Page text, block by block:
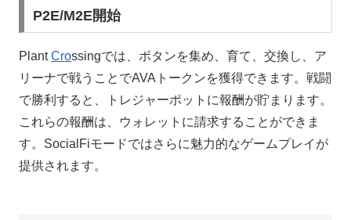
P2E/M2E開始
PlantCrossingでは、ボタンを集め、育て、交換し、ア
リーナで戦うことでAVAトークンを獲得できます。戦闘
で勝利すると、トレジャーポットに報酬が貯まります。
これらの報酬は、ウォレットに請求することができま
す。SocialFiモードではさらに魅力的なゲームプレイが
提供されます。